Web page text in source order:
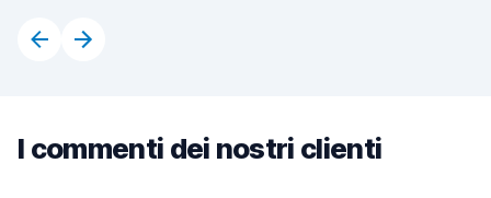
I commenti dei nostri clienti